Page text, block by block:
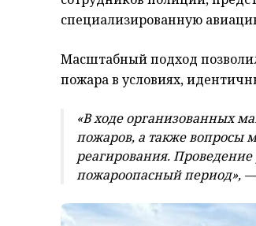
специализированную
Масштабный подход
пожара в условиях,
«В ходе организованных
пожаров, а также вопросы
реагирования.
пожароопасный период»,